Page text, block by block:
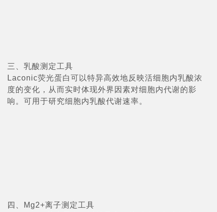
三、乳酸测定工具
Laconic荧光蛋白可以特异高效地反映活细胞内乳酸浓
度的变化，从而实时体现外界因素对细胞内代谢的影
响。可用于研究细胞内乳酸代谢速率。
四、Mg2+离子测定工具